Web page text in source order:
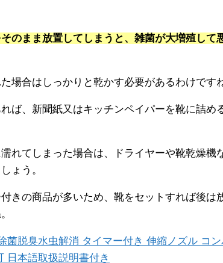
のまま放置してしまうと、雑菌が大増殖して
場合はしっかりと乾かす必要があるわけです
ば、新聞紙又はキッチンペイパーを靴に詰め
れてしまった場合は、ドライヤーや靴乾燥機
ょう。
きの商品が多いため、靴をセットすれば後は
菌脱臭水虫解消 タイマー付き 伸縮ノズル コ
日本語取扱説明書付き